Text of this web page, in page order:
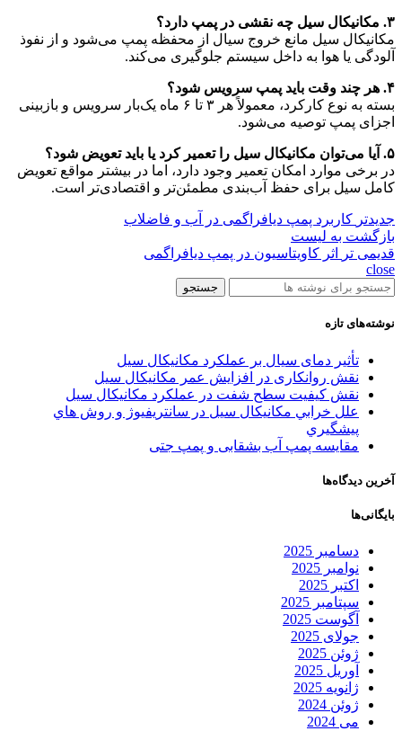
۳. مکانیکال سیل چه نقشی در پمپ دارد؟
مکانیکال سیل مانع خروج سیال از محفظه پمپ می‌شود و از نفوذ
آلودگی یا هوا به داخل سیستم جلوگیری می‌کند.
۴. هر چند وقت باید پمپ سرویس شود؟
بسته به نوع کارکرد، معمولاً هر ۳ تا ۶ ماه یک‌بار سرویس و بازبینی
اجزای پمپ توصیه می‌شود.
۵. آیا می‌توان مکانیکال سیل را تعمیر کرد یا باید تعویض شود؟
در برخی موارد امکان تعمیر وجود دارد، اما در بیشتر مواقع تعویض
کامل سیل برای حفظ آب‌بندی مطمئن‌تر و اقتصادی‌تر است.
جدیدتر کاربرد پمپ دیافراگمی در آب و فاضلاب
بازگشت به لیست
قدیمی تر
اثر کاویتاسیون در پمپ دیافراگمی
close
جستجو
نوشته‌های تازه
تأثیر دمای سیال بر عملکرد مکانیکال سیل
نقش روانکاری در افزایش عمر مکانیکال سیل
نقش کیفیت سطح شفت در عملکرد مکانیکال سیل
علل خرابي مکانيکال سيل در سانتريفيوژ و روش هاي
پيشگيري
مقایسه پمپ آب بشقابی و پمپ جتی
آخرین دیدگاه‌ها
بایگانی‌ها
دسامبر 2025
نوامبر 2025
اکتبر 2025
سپتامبر 2025
آگوست 2025
جولای 2025
ژوئن 2025
آوریل 2025
ژانویه 2025
ژوئن 2024
می 2024